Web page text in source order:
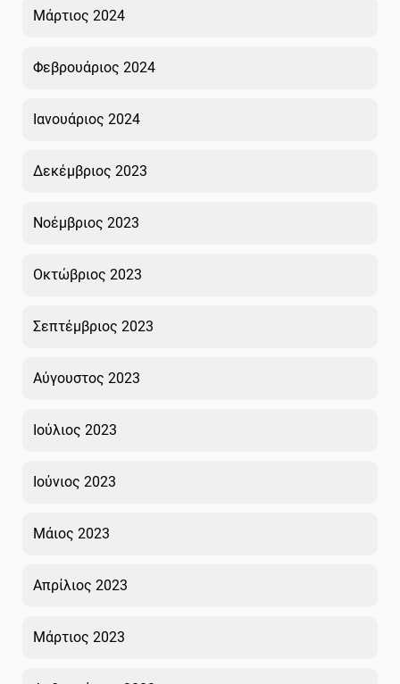
Μάρτιος 2024
Φεβρουάριος 2024
Ιανουάριος 2024
Δεκέμβριος 2023
Νοέμβριος 2023
Οκτώβριος 2023
Σεπτέμβριος 2023
Αύγουστος 2023
Ιούλιος 2023
Ιούνιος 2023
Μάιος 2023
Απρίλιος 2023
Μάρτιος 2023